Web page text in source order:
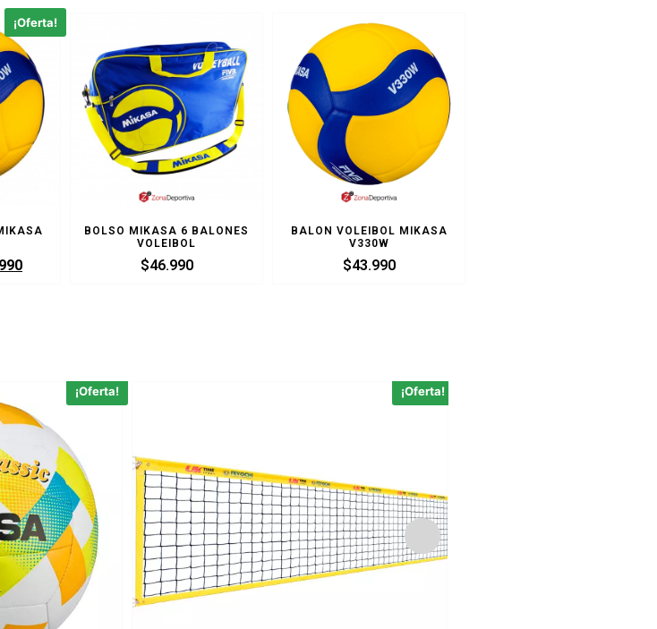
¡Oferta!
BOLSO MIKASA 6 BALONES
VOLEIBOL
$46.990
BALON VOLEIBOL MIKASA
V330W
$43.990
¡Oferta! ¡Oferta!